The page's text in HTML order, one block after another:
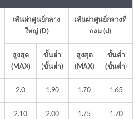
เส้นผ่าศูนย์กลาง
ใหญ่ (D)
เส้นผ่าศูนย์กลางที่
กลม (d)
สูงสุด
(MAX)
ขั้นต่ำ
(ขั้นต่ำ)
สูงสุด
(MAX)
ขั้นต่ำ
(ขั้นต่ำ)
2.0 1.90 1.70 1.65
2.10 2.00 1.75 1.70